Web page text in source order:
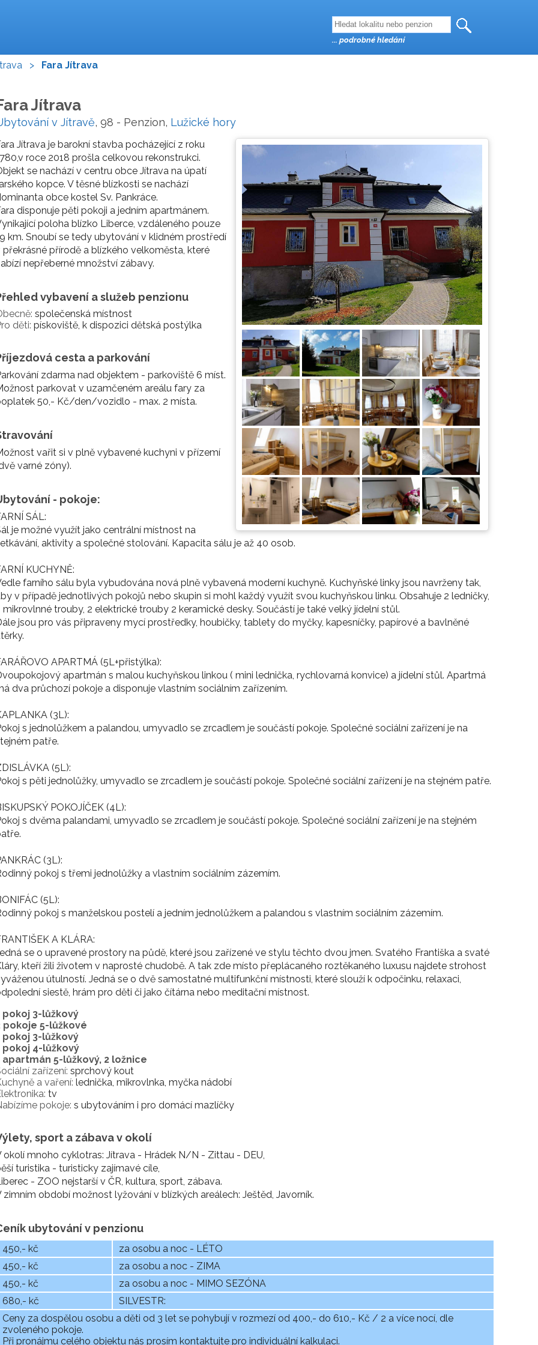
> Fara Jítrava
Jítrava
v Jítravě, 98 - Penzion, Lužické hory
Jítrava je barokní stavba pocházející z roku
roce 2018 prošla celkovou rekonstrukci.
se nachází v centru obce Jítrava na úpatí
kopce. V těsné blízkosti se nachází
obce kostel Sv. Pankráce.
disponuje pěti pokoji a jedním apartmánem.
poloha blízko Liberce, vzdáleného pouze
km. Snoubí se tedy ubytování v klidném prostředí
překrásné přírodě a blízkého velkoměsta, které
nepřeberné množství zábavy.
vybavení a služeb penzionu
společenská místnost
děti: pískoviště, k dispozici dětská postýlka
cesta a parkování
zdarma nad objektem - parkoviště 6 míst.
parkovat v uzamčeném areálu fary za
50,- Kč/den/vozidlo - max. 2 místa.
vařit si v plně vybavené kuchyni v přízemí
varné zóny).
- pokoje:
SÁL:
je možné využít jako centrální místnost na
aktivity a společné stolování. Kapacita sálu je až 40 osob.
KUCHYNĚ:
farního sálu byla vybudována nová plně vybavená moderní kuchyně. Kuchyňské linky jsou navrženy tak,
v případě jednotlivých pokojů nebo skupin si mohl každý využít svou kuchyňskou linku. Obsahuje 2 ledničky,
mikrovlnné trouby, 2 elektrické trouby 2 keramické desky. Součástí je také velký jídelní stůl.
jsou pro vás připraveny mycí prostředky, houbičky, tablety do myčky, kapesníčky, papírové a bavlněné
APARTMÁ (5L+přistýlka):
apartmán s malou kuchyňskou linkou ( mini lednička, rychlovarná konvice) a jídelní stůl. Apartmá
dva průchozí pokoje a disponuje vlastním sociálním zařízením.
(3L):
s jednolůžkem a palandou, umyvadlo se zrcadlem je součástí pokoje. Společné sociální zařízení je na
patře.
(5L):
s pěti jednolůžky, umyvadlo se zrcadlem je součástí pokoje. Společné sociální zařízení je na stejném patře.
POKOJÍČEK (4L):
s dvěma palandami, umyvadlo se zrcadlem je součástí pokoje. Společné sociální zařízení je na stejném
(3L):
pokoj s třemi jednolůžky a vlastním sociálním zázemím.
(5L):
pokoj s manželskou postelí a jedním jednolůžkem a palandou s vlastním sociálním zázemím.
A KLÁRA:
se o upravené prostory na půdě, které jsou zařízené ve stylu těchto dvou jmen. Svatého Františka a svaté
kteří žili životem v naprosté chudobě. A tak zde místo přeplácaného roztěkaného luxusu najdete strohost
útulností. Jedná se o dvě samostatné multifunkční místnosti, které slouží k odpočinku, relaxaci,
siestě, hrám pro děti či jako čítárna nebo meditační místnost.
pokoj 3-lůžkový
pokoje 5-lůžkové
pokoj 3-lůžkový
pokoj 4-lůžkový
apartmán 5-lůžkový, 2 ložnice
zařízení: sprchový kout
a vaření: lednička, mikrovlnka, myčka nádobí
tv
pokoje: s ubytováním i pro domácí mazlíčky
sport a zábava v okolí
okolí mnoho cyklotras: Jítrava - Hrádek N/N - Zittau - DEU,
turistika - turisticky zajímavé cíle,
- ZOO nejstarší v ČR, kultura, sport, zábava.
zimním období možnost lyžování v blízkých areálech: Ještěd, Javorník.
ubytování v penzionu
450,- kč
za osobu a noc - LÉTO
450,- kč
za osobu a noc - ZIMA
450,- kč
za osobu a noc - MIMO SEZÓNA
680,- kč
SILVESTR:
Ceny za dospělou osobu a děti od 3 let se pohybují v rozmezí od 400,- do 610,- Kč / 2 a více nocí, dle
zvoleného pokoje.
Při pronájmu celého objektu nás prosím kontaktujte pro individuální kalkulaci.
... podrobné hledání